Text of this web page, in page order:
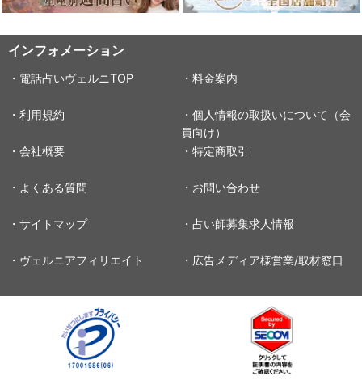
インフォメーション
・電話占いヴェルニTOP ・料金案内
・利用規約
・個人情報の取扱いについて（会
員向け）
・会社概要
・特定商取引
・よくある質問 ・お問い合わせ
・サイトマップ ・占い師募集求人情報
・ヴェルニアフィリエイト ・広告メディア様営業/取材窓口